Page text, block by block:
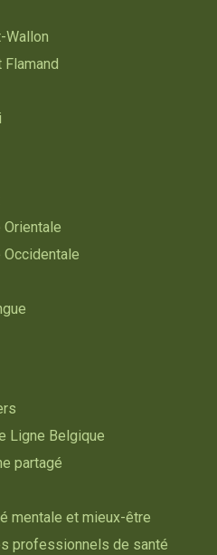
Wallon
Orientale
Occidentale
Ligne Belgique
partagé
mentale et mieux-être
professionnels de santé